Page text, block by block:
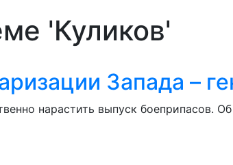
'Куликов'
Запада –
нарастить выпуск боеприпасов.